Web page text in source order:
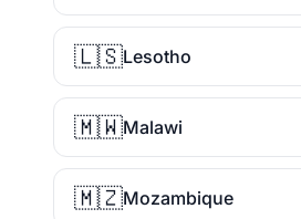
🇱🇸Lesotho
🇲🇼Malawi
🇲🇿Mozambique